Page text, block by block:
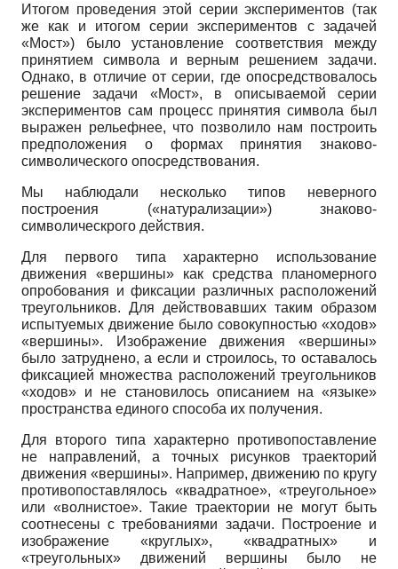
Итогом проведения этой серии экспериментов (так
же как и итогом серии экспериментов с задачей
«Мост») было установление соответствия между
принятием символа и верным решением задачи.
Однако, в отличие от серии, где опосредствовалось
решение задачи «Мост», в описываемой серии
экспериментов сам процесс принятия символа был
выражен рельефнее, что позволило нам построить
предположения о формах принятия знаково-
символического опосредствования.
Мы наблюдали несколько типов неверного
построения («натурализации») знаково-
символическрого действия.
Для первого типа характерно использование
движения «вершины» как средства планомерного
опробования и фиксации различных расположений
треугольников. Для действовавших таким образом
испытуемых движение было совокупностью «ходов»
«вершины». Изображение движения «вершины»
было затруднено, а если и строилось, то оставалось
фиксацией множества расположений треугольников
«ходов» и не становилось описанием на «языке»
пространства единого способа их получения.
Для второго типа характерно противопоставление
не направлений, а точных рисунков траекторий
движения «вершины». Например, движению по кругу
противопоставлялось «квадратное», «треугольное»
или «волнистое». Такие траектории не могут быть
соотнесены с требованиями задачи. Построение и
изображение «круглых», «квадратных» и
«треугольных» движений вершины было не